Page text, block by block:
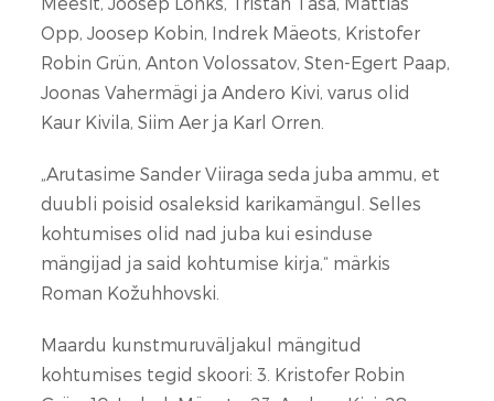
Opp, Joosep Kobin, Indrek Mäeots, Kristofer
Robin Grün, Anton Volossatov, Sten-Egert Paap,
Joonas Vahermägi ja Andero Kivi, varus olid
Kaur Kivila, Siim Aer ja Karl Orren.
„Arutasime Sander Viiraga seda juba ammu, et
duubli poisid osaleksid karikamängul. Selles
kohtumises olid nad juba kui esinduse
mängijad ja said kohtumise kirja,“ märkis
Roman Kožuhhovski.
Maardu kunstmuruväljakul mängitud
kohtumises tegid skoori: 3. Kristofer Robin